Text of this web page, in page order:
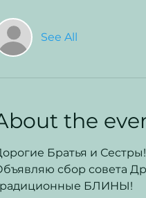
See All
the
Братья и Сестры!
сбор совета
БЛИНЫ!